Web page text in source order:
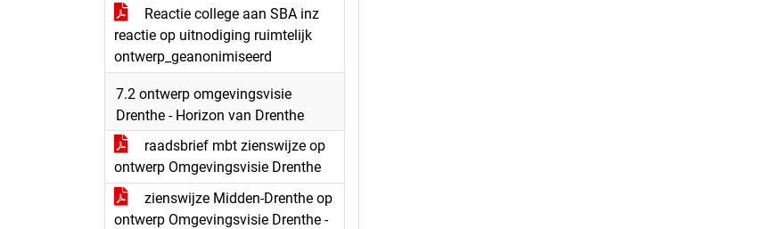
Reactie college aan SBA inz
reactie op uitnodiging ruimtelijk
ontwerp_geanonimiseerd
7.2 ontwerp omgevingsvisie
Drenthe - Horizon van Drenthe
raadsbrief mbt zienswijze op
ontwerp Omgevingsvisie Drenthe
zienswijze Midden-Drenthe op
ontwerp Omgevingsvisie Drenthe -